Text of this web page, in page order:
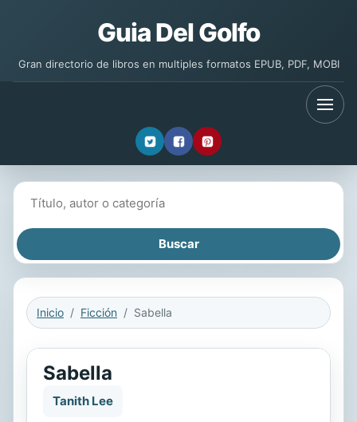
Guia Del Golfo
Gran directorio de libros en multiples formatos EPUB, PDF, MOBI
Inicio Ficción Sabella
Sabella
Tanith Lee